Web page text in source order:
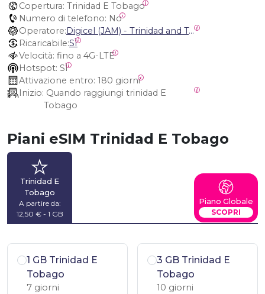
Copertura: Trinidad E Tobago
Numero di telefono: No
Operatore:
Digicel (JAM) - Trinidad and Tobago
Ricaricabile:SÌ
Velocità: fino a 4G-LTE
Hotspot: SÌ
Attivazione entro: 180 giorni
Inizio:
Tobago
Piani eSIM Trinidad E Tobago
Trinidad E
Tobago
A partire da:
12,50 € - 1 GB
Piano Globale
SCOPRI
1 GB Trinidad E
Tobago
7 giorni
3 GB Trinidad E
Tobago
10 giorni